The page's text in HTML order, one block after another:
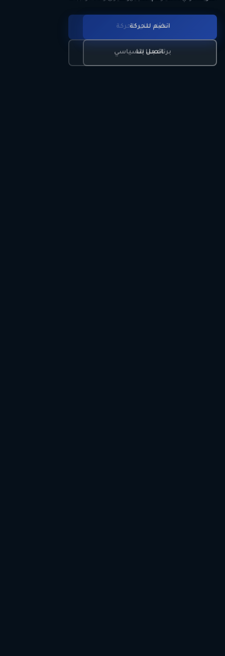
تعرّف على الحركة
برنامجنا السياسي
انضم للحركة
اتصل بنا